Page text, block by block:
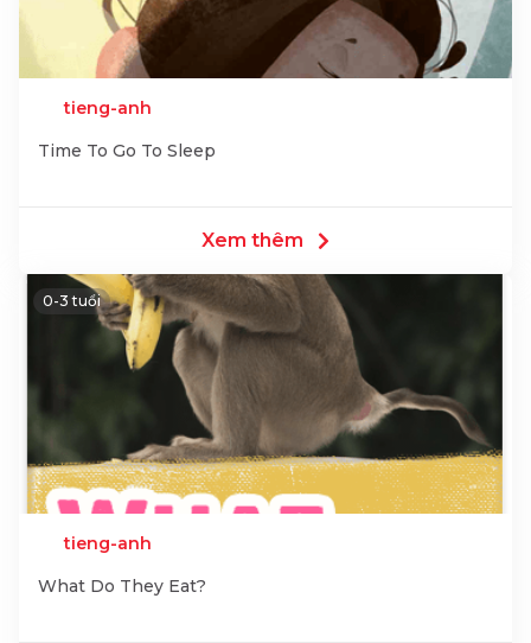
tieng-anh
Time To Go To Sleep
Xem thêm
0-3 tuổi
tieng-anh
What Do They Eat?